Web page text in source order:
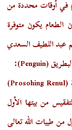
في أوقات محددة من
الطعام يكون متوفرة
عبد اللطيف السعدي
(
Penguin
):
(
Prosohing Renul
)
من بيتها الأول
من طيبات الله تعالى